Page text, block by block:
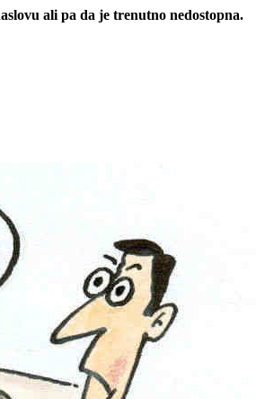
ali pa da je trenutno nedostopna.